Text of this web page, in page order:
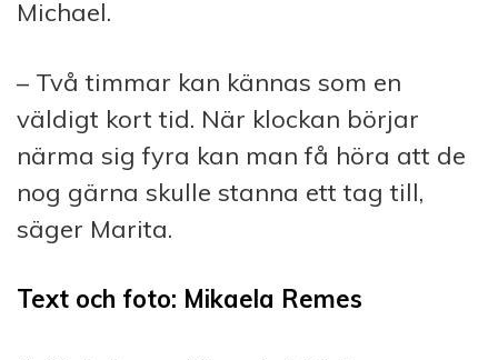
Michael.
– Två timmar kan kännas som en
väldigt kort tid. När klockan börjar
närma sig fyra kan man få höra att de
nog gärna skulle stanna ett tag till,
säger Marita.
Text och foto: Mikaela Remes